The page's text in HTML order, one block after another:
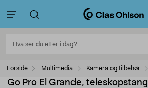
Forside Multimedia Kamera og tilbehør
Go Pro El Grande, teleskopstang